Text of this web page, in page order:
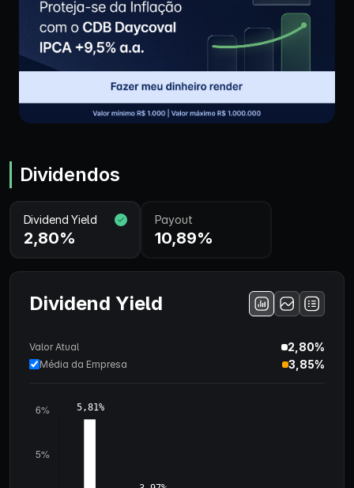
Dividendos
Dividend Yield
2,80%
Payout
10,89%
Dividend Yield
Valor Atual 2,80%
Média da Empresa 3,85%